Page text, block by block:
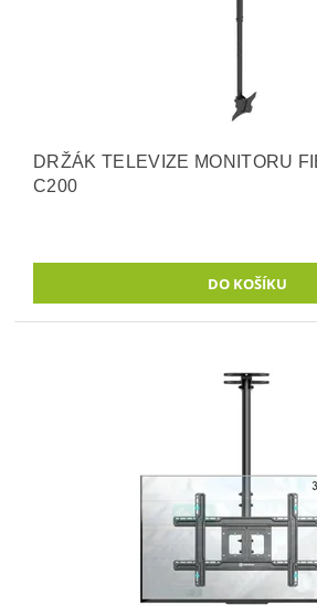
DRŽÁK TELEVIZE MONITORU
C200